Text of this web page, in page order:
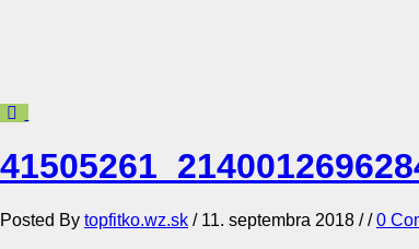
Posted By topfitko.wz.sk / 11. septembra 2018 / /0